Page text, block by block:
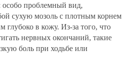
проблемный вид,
сухую мозоль с плотным корнем
глубоко в кожу. Из-за того, что
нервных окончаний, такие
боль при ходьбе или